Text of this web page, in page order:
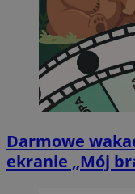
Darmowe
ekranie „Mój